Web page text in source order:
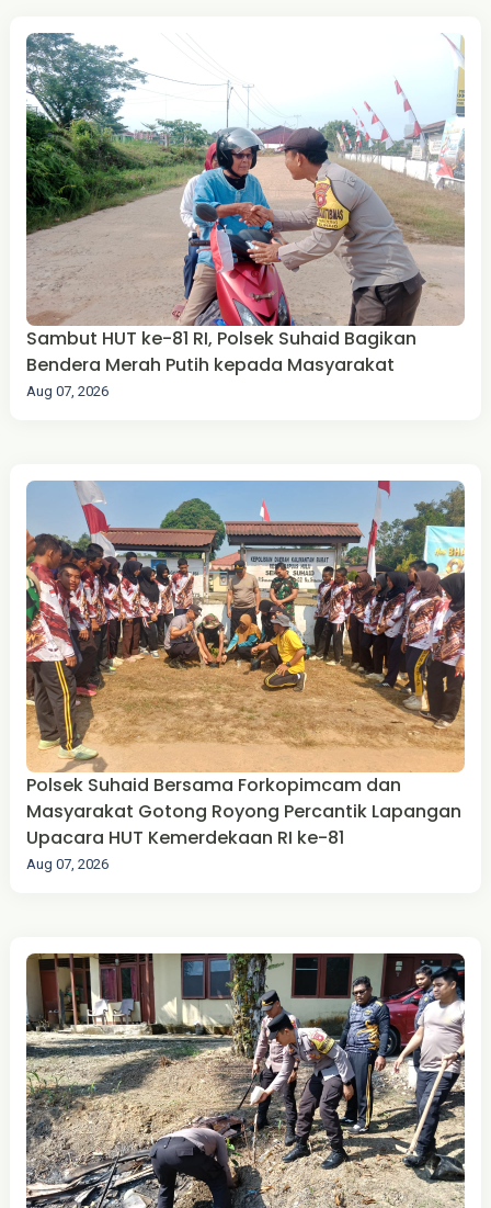
Sambut HUT ke-81 RI, Polsek Suhaid Bagikan
Bendera Merah Putih kepada Masyarakat
Aug 07, 2026
Polsek Suhaid Bersama Forkopimcam dan
Masyarakat Gotong Royong Percantik Lapangan
Upacara HUT Kemerdekaan RI ke-81
Aug 07, 2026